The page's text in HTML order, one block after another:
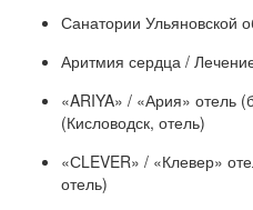
Санатории Ульяновской
Аритмия сердца /
«ARIYA» / «Ария» отель
(Кисловодск, отель)
«СLEVER» / «Клевер»
отель)